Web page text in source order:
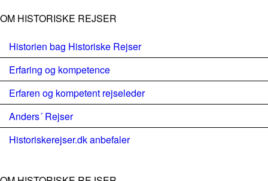
OM HISTORISKE REJSER
Historien bag Historiske Rejser
Erfaring og kompetence
Erfaren og kompetent rejseleder
Anders´ Rejser
Historiskerejser.dk anbefaler